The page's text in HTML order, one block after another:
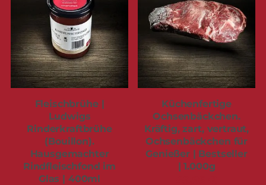
Fleischbrühe |
Ludwigs
Rinderkraftbrühe
(Bouillon).
Hausgemachter
Rindfleischfond im
Glas | 400ml
Küchenfertige
Ochsenbäckchen.
Kräftig, zart, vertraut,
Ochsenbäckchen für
Genießer | Bestseller
| 1.000g